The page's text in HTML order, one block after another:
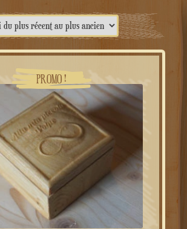
PROMO !